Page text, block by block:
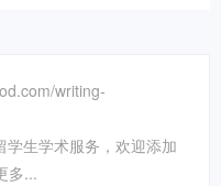
writing-
生学术服务，欢迎添加
多...